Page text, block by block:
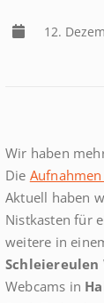
12.
Wir haben
Die
Aktuell haben
Nistkasten für
weitere in
Schleiereulen
Webcams in